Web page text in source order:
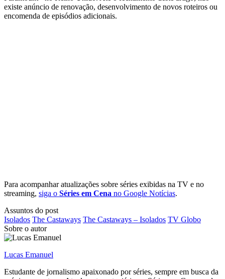
existe anúncio de renovação, desenvolvimento de novos roteiros ou
encomenda de episódios adicionais.
Para acompanhar atualizações sobre séries exibidas na TV e no
streaming, siga o Séries em Cena no Google Notícias.
Assuntos do post
Isolados The Castaways The Castaways – Isolados TV Globo
Sobre o autor
Lucas Emanuel
Estudante de jornalismo apaixonado por séries, sempre em busca da